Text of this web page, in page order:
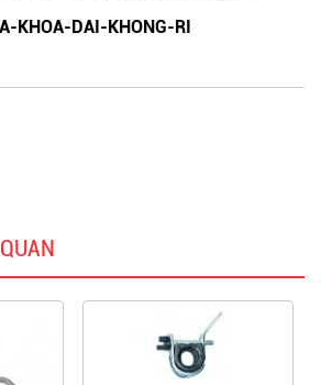
KHOA-DAI-KHONG-RI